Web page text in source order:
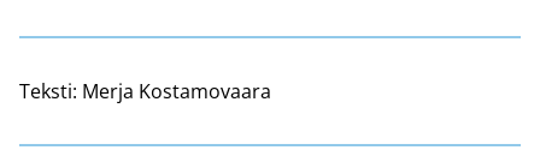
Teksti: Merja Kostamovaara